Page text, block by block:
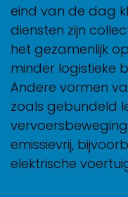
eind van de dag
diensten zijn
het gezamenlijk
minder logistieke
Andere vormen
zoals gebundeld
emissievrij,
elektrische